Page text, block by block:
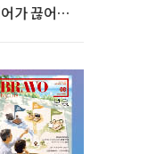
가 끊어야